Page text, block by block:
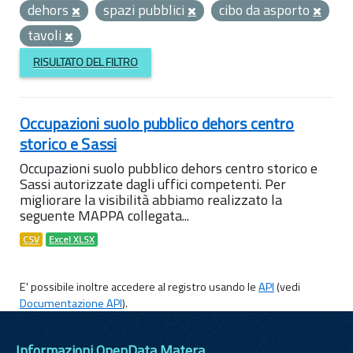
dehors
spazi pubblici
cibo da asporto
tavoli
RISULTATO DEL FILTRO
Occupazioni suolo pubblico dehors centro
storico e Sassi
Occupazioni suolo pubblico dehors centro storico e
Sassi autorizzate dagli uffici competenti. Per
migliorare la visibilità abbiamo realizzato la
seguente MAPPA collegata...
CSV Excel XLSX
E' possibile inoltre accedere al registro usando leAPI(vedi
Documentazione API).